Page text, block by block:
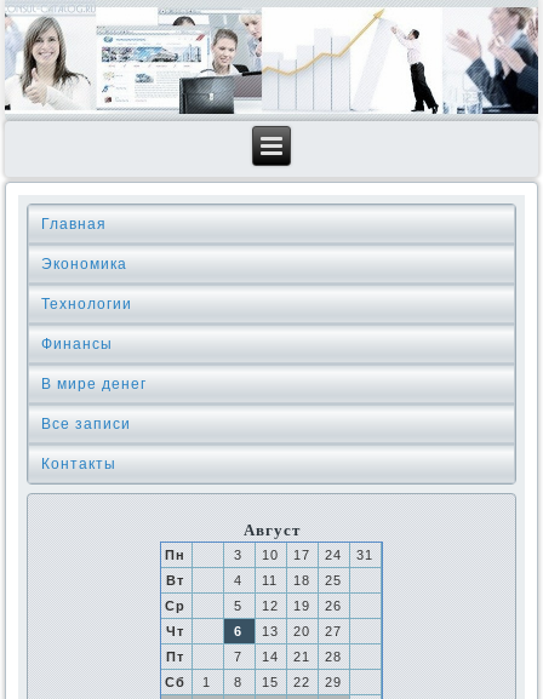
Главная
Экономика
Технологии
Финансы
В мире денег
Все записи
Контакты
Август
Пн 3 10 17 24
31
Вт
4 11 18
25
Ср
5 12 19
26
Чт
6 13 20
27
Пт
7 14 21
28
Сб
1 8 15 22
29